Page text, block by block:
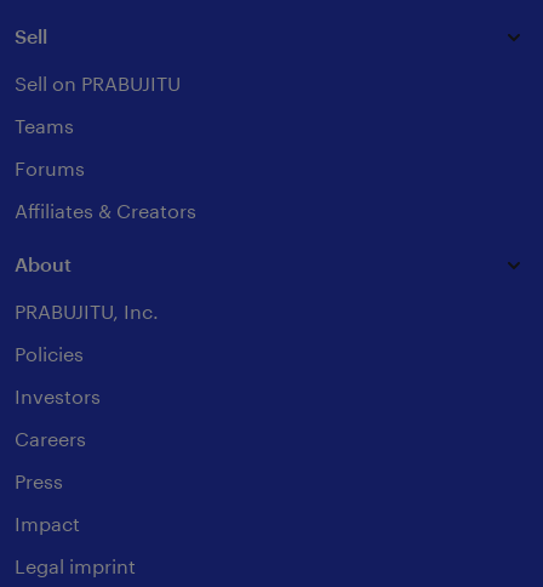
Sell
Sell on PRABUJITU
Teams
Forums
Affiliates & Creators
About
PRABUJITU, Inc.
Policies
Investors
Careers
Press
Impact
Legal imprint